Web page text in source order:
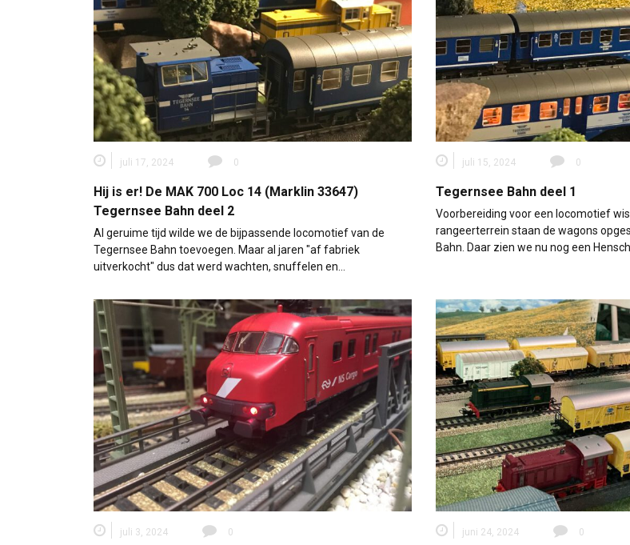
juli 17, 2024 0
Hij is er! De MAK 700 Loc 14 (Marklin 33647)
Tegernsee Bahn deel 2
Al geruime tijd wilde we de bijpassende locomotief van de
Tegernsee Bahn toevoegen. Maar al jaren "af fabriek
uitverkocht" dus dat werd wachten, snuffelen en…
juli 15, 2024 0
Tegernsee Bahn deel 1
Voorbereiding voor een locomotief
rangeerterrein staan de wagons
Bahn. Daar zien we nu nog een
juli 3, 2024 0 juni 24, 2024 0